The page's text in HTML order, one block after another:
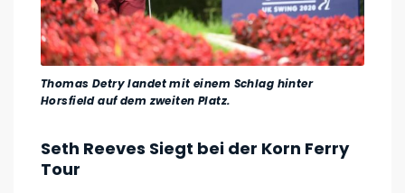
Thomas Detry landet mit einem Schlag hinter
Horsfield auf dem zweiten Platz.
Seth Reeves Siegt bei der Korn Ferry
Tour